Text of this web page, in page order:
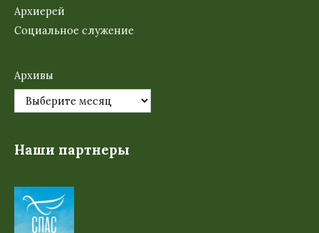
Архиерей
Социальное служение
Архивы
Наши партнеры